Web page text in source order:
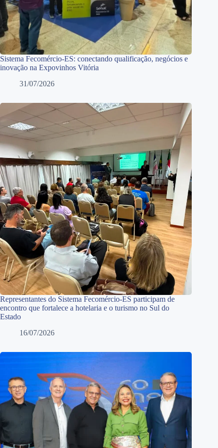
Sistema Fecomércio-ES: conectando qualificação, negócios e
inovação na Expovinhos Vitória
31/07/2026
Representantes do Sistema Fecomércio-ES participam de
encontro que fortalece a hotelaria e o turismo no Sul do
Estado
16/07/2026